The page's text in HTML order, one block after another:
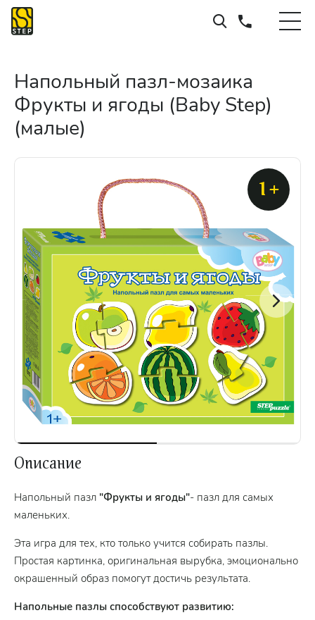
Напольный пазл-мозаика
Фрукты и ягоды (Baby Step)
(малые)
1+
Описание
Напольный пазл "Фрукты и ягоды"- пазл для самых
маленьких.
Эта игра для тех, кто только учится собирать пазлы.
Простая картинка, оригинальная вырубка, эмоционально
окрашенный образ помогут достичь результата.
Напольные пазлы способствуют развитию: